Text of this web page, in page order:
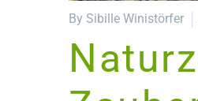
By Sibille Winistörfer